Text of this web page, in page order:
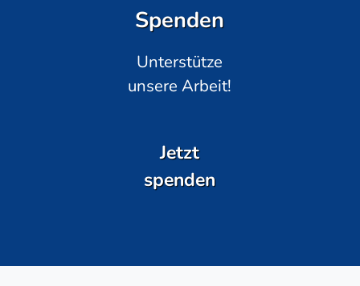
Spenden
Unterstütze
unsere Arbeit!
Jetzt
spenden